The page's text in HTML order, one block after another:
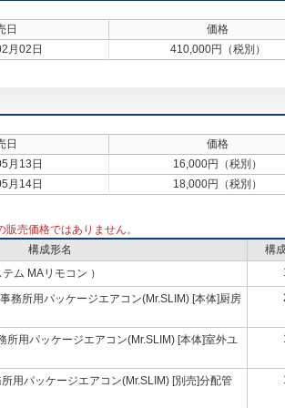
日
価格
月02日 410,000円（税別）
日
価格
月13日
16,000円（税別）
月14日 18,000円（税別）
売価格ではありません。
構成形名
構
ム MAリモコン ）
事務所用パッケージエアコン(Mr.SLIM) [本体]厨房
所用パッケージエアコン(Mr.SLIM) [本体]室外ユ
所用パッケージエアコン(Mr.SLIM) [別売]分配管